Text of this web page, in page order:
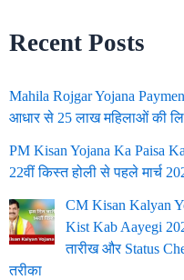
Recent Posts
Mahila Rojgar Yojana
आधार से 25 लाख महिलाओं की
PM Kisan Yojana Ka Paisa
22वीं किस्त होली से पहले मार्च
CM Kisan Kalyan
Kist Kab Aayegi
तारीख और Status
तरीका